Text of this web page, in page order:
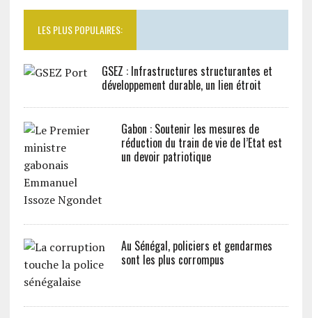
LES PLUS POPULAIRES:
GSEZ : Infrastructures structurantes et
développement durable, un lien étroit
Gabon : Soutenir les mesures de
réduction du train de vie de l’Etat est
un devoir patriotique
Au Sénégal, policiers et gendarmes
sont les plus corrompus